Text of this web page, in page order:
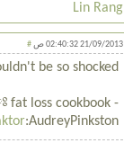
Lin Rang
21/09/2013 02:40:32 ص #
be so shocked.
fat loss cookbook -
:AudreyPinkston